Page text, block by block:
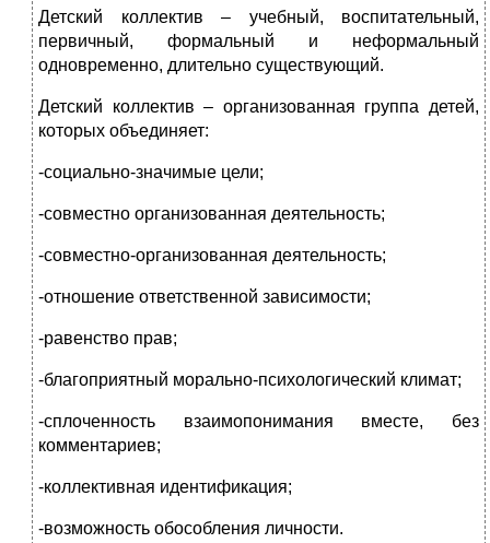
Детский коллектив – учебный, воспитательный,
первичный, формальный и неформальный
одновременно, длительно существующий.
Детский коллектив – организованная группа детей,
которых объединяет:
-социально-значимые цели;
-совместно организованная деятельность;
-совместно-организованная деятельность;
-отношение ответственной зависимости;
-равенство прав;
-благоприятный морально-психологический климат;
-сплоченность взаимопонимания вместе, без
комментариев;
-коллективная идентификация;
-возможность обособления личности.